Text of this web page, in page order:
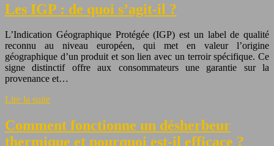
Les IGP : de quoi s’agit-il ?
L’Indication Géographique Protégée (IGP) est un label de qualité
reconnu au niveau européen, qui met en valeur l’origine
géographique d’un produit et son lien avec un terroir spécifique. Ce
signe distinctif offre aux consommateurs une garantie sur la
provenance et…
Lire la suite
Comment fonctionne un désherbeur
thermique et pourquoi est-il efficace ?